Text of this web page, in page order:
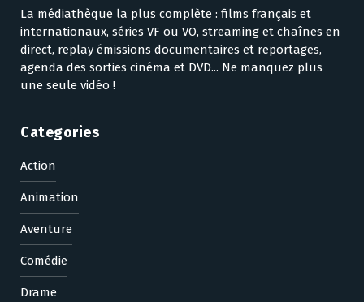
La médiathèque la plus complète : films français et
internationaux, séries VF ou VO, streaming et chaînes en
direct, replay émissions documentaires et reportages,
agenda des sorties cinéma et DVD... Ne manquez plus
une seule vidéo !
Categories
Action
Animation
Aventure
Comédie
Drame